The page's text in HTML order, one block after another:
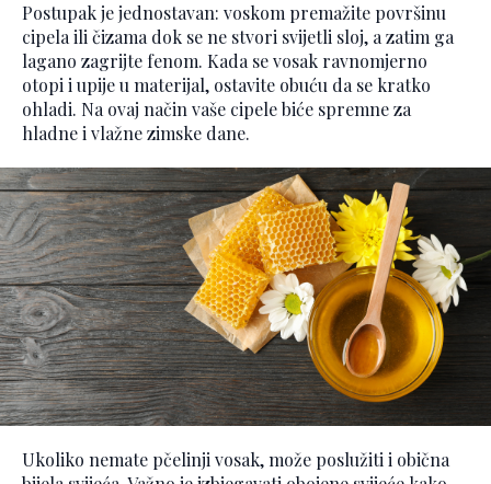
Postupak je jednostavan: voskom premažite površinu
cipela ili čizama dok se ne stvori svijetli sloj, a zatim ga
lagano zagrijte fenom. Kada se vosak ravnomjerno
otopi i upije u materijal, ostavite obuću da se kratko
ohladi. Na ovaj način vaše cipele biće spremne za
hladne i vlažne zimske dane.
Ukoliko nemate pčelinji vosak, može poslužiti i obična